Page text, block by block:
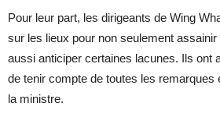
Pour leur part, les dirigeants de Wing
sur les lieux pour non seulement assainir
aussi anticiper certaines lacunes. Ils ont
de tenir compte de toutes les remarques
la ministre.